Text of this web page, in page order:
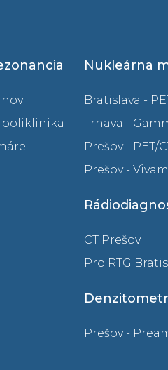
poliklinika
Nukleárna
Bratislava -
Trnava -
Prešov - PET/
Prešov -
CT Prešov
Pro RTG
Prešov -